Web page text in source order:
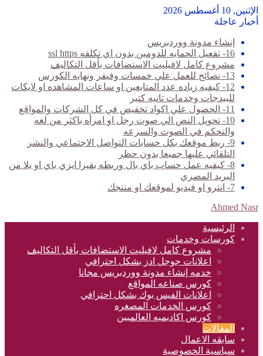
الإثنين, 10 أغسطس 2026
أخبار عاجلة
إنشاء مدونة ووردبريس
16- تفعيل الحمايه للدومين بدون اي تكلفه ssl https
مشروع كامل لافيليت الاستضافات بأقل التكاليف
13- نصائح للعمل علي خمسات وفيفر ونهايه الكورس
12- كيفيه زياده عدد المتابعين او ساعات المشاهده او لايكات
للبيدجات وخدمات تانيه كتير
11- الحصول علي اكواد تخفيض في كل الشركات والمواقع
10- تحويل النص الي صوت رجل او امرأه باكثر من لغه
والتحكم في الصوت والسرعه
9- ربط موقعك بكل حسابات التواصل الاجتماعي والنشر
التلقائي عليها جميعا بدون حظر
8- كيفيه عمل حساب باي بال وربطه بفيزا ايزي باي او يلا من
البريد المصري
7- انترو او فيديو لموقعك او منتجك
Ahmed Nasr
الرئيسية
كورسات وخدمات
مشروع كامل لافيليت الاستضافات بأقل التكاليف
اعلانات جوجل ادز بشكل احترافي
خدمه إنشاء مدونة ووردبريس مجانا
كورس صناعه المواقع
اعلانات الفيس بوك بشكل احترافي
كورس الخدمات المصغره
كورس اكاديميه العالميين
المقالات
سابقه الاعمال
سياسية الخصوصية